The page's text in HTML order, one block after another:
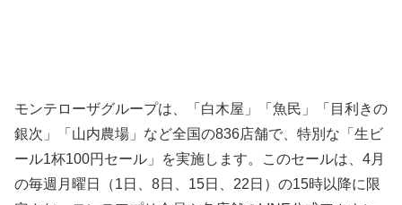
モンテローザグループは、「白木屋」「魚民」「目利きの
銀次」「山内農場」など全国の836店舗で、特別な「生ビ
ール1杯100円セール」を実施します。このセールは、4月
の毎週月曜日（1日、8日、15日、22日）の15時以降に限